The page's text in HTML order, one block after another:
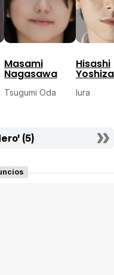
Masami
Nagasawa
Tsugumi Oda
Hisashi
Iura
(5)